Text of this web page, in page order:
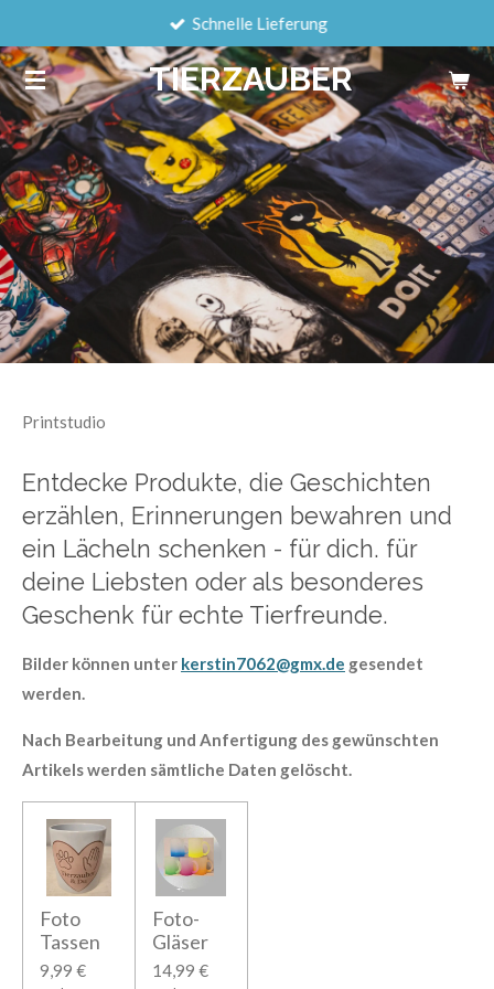
Hauptinhalt
springen
TIERZAUBER
Schnelle Lieferung
Printstudio
Entdecke Produkte, die Geschichten
erzählen, Erinnerungen bewahren und
ein Lächeln schenken - für dich. für
deine Liebsten oder als besonderes
Geschenk für echte Tierfreunde.
Bilder können unter kerstin7062@gmx.de gesendet
werden.
Nach Bearbeitung und Anfertigung des gewünschten
Artikels werden sämtliche Daten gelöscht.
Foto
Tassen
9,99 €
Foto-
Gläser
14,99 €